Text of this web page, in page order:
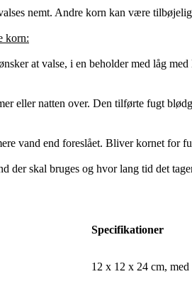
nemt. Andre korn kan være
korn:
at valse, i en beholder med låg
eller natten over. Den tilførte fugt
vand end foreslået. Bliver kornet for
der skal bruges og hvor lang tid det
Specifikationer
12 x 12 x 24 cm,